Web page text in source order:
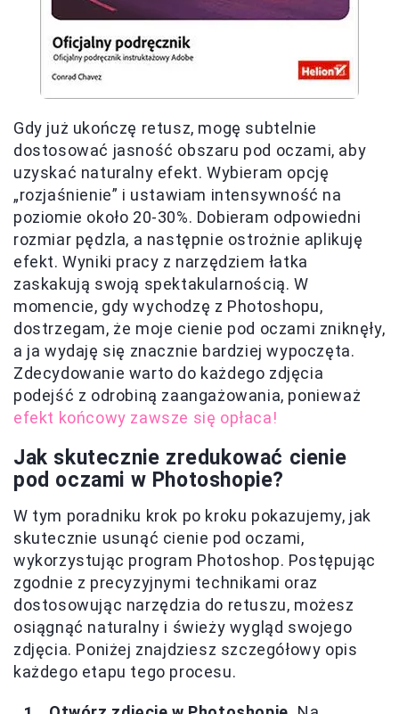
Gdy już ukończę retusz, mogę subtelnie
dostosować jasność obszaru pod oczami, aby
uzyskać naturalny efekt. Wybieram opcję
„rozjaśnienie” i ustawiam intensywność na
poziomie około 20-30%. Dobieram odpowiedni
rozmiar pędzla, a następnie ostrożnie aplikuję
efekt. Wyniki pracy z narzędziem łatka
zaskakują swoją spektakularnością. W
momencie, gdy wychodzę z Photoshopu,
dostrzegam, że moje cienie pod oczami zniknęły,
a ja wydaję się znacznie bardziej wypoczęta.
Zdecydowanie warto do każdego zdjęcia
podejść z odrobiną zaangażowania, ponieważ
efekt końcowy zawsze się opłaca!
Jak skutecznie zredukować cienie
pod oczami w Photoshopie?
W tym poradniku krok po kroku pokazujemy, jak
skutecznie usunąć cienie pod oczami,
wykorzystując program Photoshop. Postępując
zgodnie z precyzyjnymi technikami oraz
dostosowując narzędzia do retuszu, możesz
osiągnąć naturalny i świeży wygląd swojego
zdjęcia. Poniżej znajdziesz szczegółowy opis
każdego etapu tego procesu.